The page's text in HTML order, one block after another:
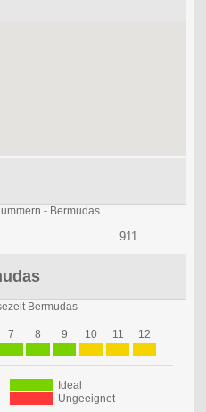
911
7 8 9 10 11 12
Ideal
Ungeeignet